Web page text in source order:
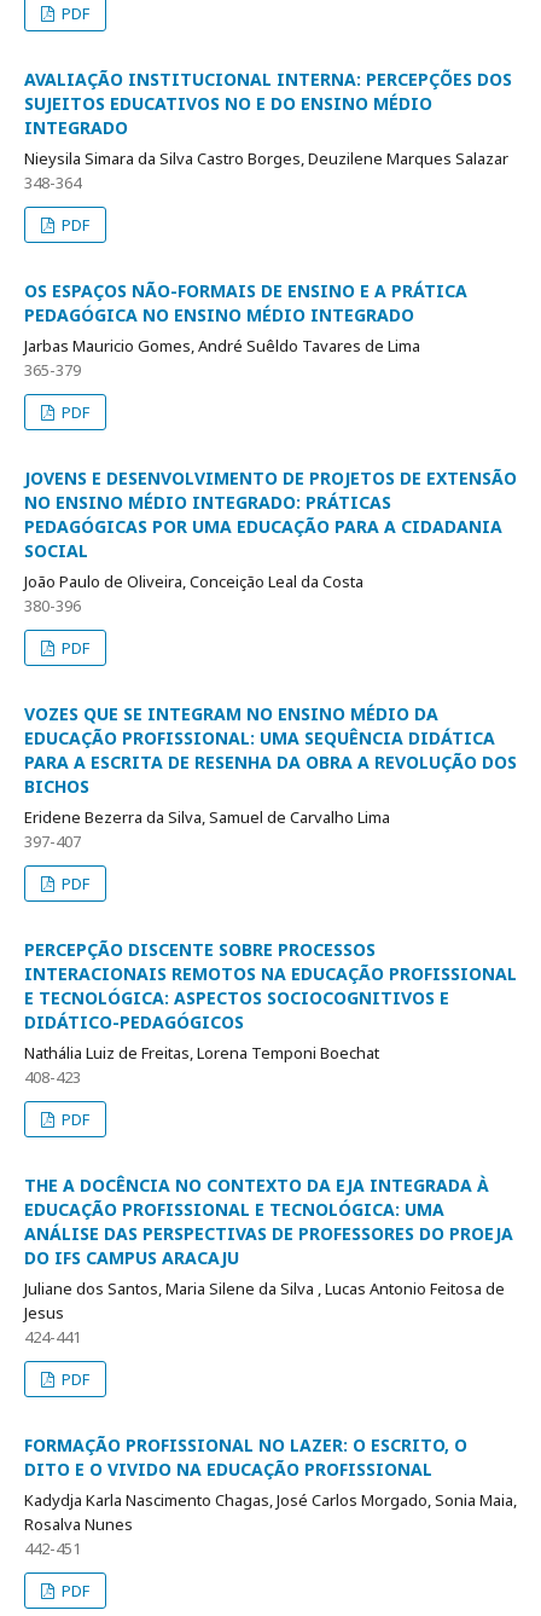
PDF
AVALIAÇÃO INSTITUCIONAL INTERNA: PERCEPÇÕES DOS
SUJEITOS EDUCATIVOS NO E DO ENSINO MÉDIO
INTEGRADO
Nieysila Simara da Silva Castro Borges, Deuzilene Marques Salazar
348-364
PDF
OS ESPAÇOS NÃO-FORMAIS DE ENSINO E A PRÁTICA
PEDAGÓGICA NO ENSINO MÉDIO INTEGRADO
Jarbas Mauricio Gomes, André Suêldo Tavares de Lima
365-379
PDF
JOVENS E DESENVOLVIMENTO DE PROJETOS DE EXTENSÃO
NO ENSINO MÉDIO INTEGRADO: PRÁTICAS
PEDAGÓGICAS POR UMA EDUCAÇÃO PARA A CIDADANIA
SOCIAL
João Paulo de Oliveira, Conceição Leal da Costa
380-396
PDF
VOZES QUE SE INTEGRAM NO ENSINO MÉDIO DA
EDUCAÇÃO PROFISSIONAL: UMA SEQUÊNCIA DIDÁTICA
PARA A ESCRITA DE RESENHA DA OBRA A REVOLUÇÃO DOS
BICHOS
Eridene Bezerra da Silva, Samuel de Carvalho Lima
397-407
PDF
PERCEPÇÃO DISCENTE SOBRE PROCESSOS
INTERACIONAIS REMOTOS NA EDUCAÇÃO PROFISSIONAL
E TECNOLÓGICA: ASPECTOS SOCIOCOGNITIVOS E
DIDÁTICO-PEDAGÓGICOS
Nathália Luiz de Freitas, Lorena Temponi Boechat
408-423
PDF
THE A DOCÊNCIA NO CONTEXTO DA EJA INTEGRADA À
EDUCAÇÃO PROFISSIONAL E TECNOLÓGICA: UMA
ANÁLISE DAS PERSPECTIVAS DE PROFESSORES DO PROEJA
DO IFS CAMPUS ARACAJU
Juliane dos Santos, Maria Silene da Silva , Lucas Antonio Feitosa de
Jesus
424-441
PDF
FORMAÇÃO PROFISSIONAL NO LAZER: O ESCRITO, O
DITO E O VIVIDO NA EDUCAÇÃO PROFISSIONAL
Kadydja Karla Nascimento Chagas, José Carlos Morgado, Sonia Maia,
Rosalva Nunes
442-451
PDF